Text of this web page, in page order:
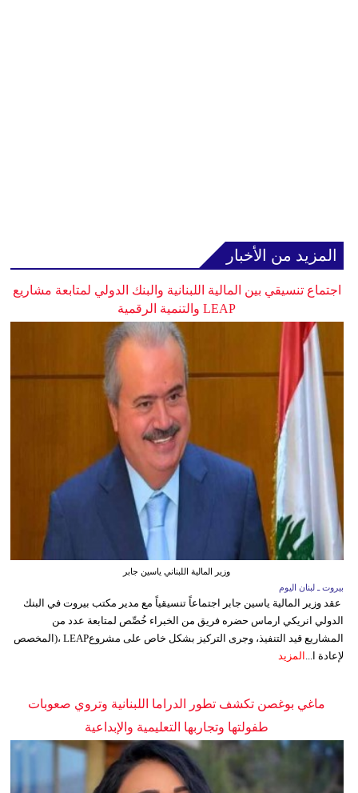
المزيد من الأخبار
اجتماع تنسيقي بين المالية اللبنانية والبنك الدولي لمتابعة مشاريع
LEAP والتنمية الرقمية
وزير المالية اللبناني ياسين جابر
بيروت ـ لبنان اليوم
عقد وزير المالية ياسين جابر اجتماعاً تنسيقياً مع مدير مكتب بيروت في البنك
الدولي انريكي ارماس حضره فريق من الخبراء خُصِّص لمتابعة عدد من
المشاريع قيد التنفيذ، وجرى التركيز بشكل خاص على مشروعLEAP ،(المخصص
لإعادة ا... المزيد
ماغي بوغصن تكشف تطور الدراما اللبنانية وتروي صعوبات
طفولتها وتجاربها التعليمية والإبداعية